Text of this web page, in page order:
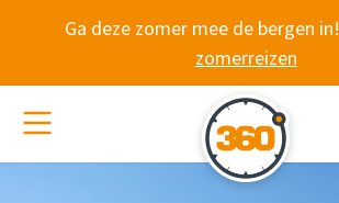
Ga deze zomer mee de bergen in!
zomerreizen
(De)activeer site navigatie